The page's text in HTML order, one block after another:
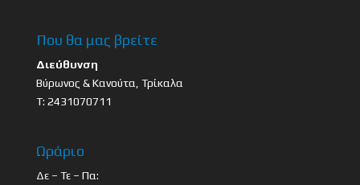
Που θα μας βρείτε
Διεύθυνση
Βύρωνος & Κανούτα, Τρίκαλα
Τ: 2431070711
Ωράριο
Δε – Τε – Πα: